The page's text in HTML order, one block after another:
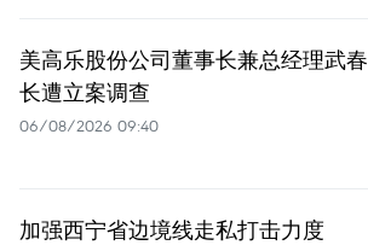
美高乐股份公司董事长兼总经理武春
长遭立案调查
06/08/2026 09:40
加强西宁省边境线走私打击力度